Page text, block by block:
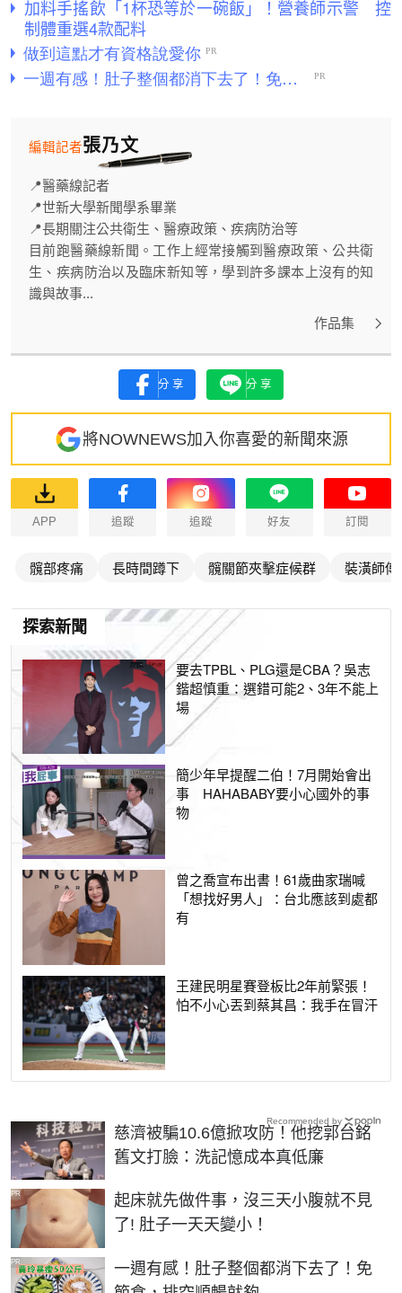
加料手搖飲「1杯恐等於一碗飯」！營養師示警 控
制體重選4款配料
張乃文
編輯記者
📍醫藥線記者
📍世新大學新聞學系畢業
📍長期關注公共衛生、醫療政策、疾病防治等
目前跑醫藥線新聞。工作上經常接觸到醫療政策、公共衛
生、疾病防治以及臨床新知等，學到許多課本上沒有的知
識與故事...
作品集
分享 分享
將NOWNEWS加入你喜愛的新聞來源
APP 追蹤 追蹤 好友 訂閱
髖部疼痛 長時間蹲下 髖關節夾擊症候群 裝潢師傅
探索新聞
要去TPBL、PLG還是CBA？吳志
鍇超慎重：選錯可能2、3年不能上
場
簡少年早提醒二伯！7月開始會出
事 HAHABABY要小心國外的事
物
曾之喬宣布出書！61歲曲家瑞喊
「想找好男人」：台北應該到處都
有
王建民明星賽登板比2年前緊張！
怕不小心丟到蔡其昌：我手在冒汗
慈濟被騙10.6億掀攻防！他挖郭台銘
舊文打臉：洗記憶成本真低廉
起床就先做件事，沒三天小腹就不見
了! 肚子一天天變小！
PR
一週有感！肚子整個都消下去了！免
PR
Recommended by